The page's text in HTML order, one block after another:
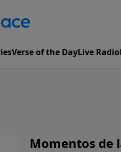
Verse of the DayLive Radio
Momentos de